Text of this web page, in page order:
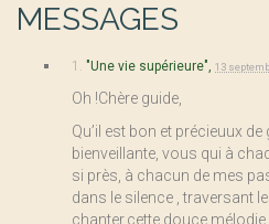
MESSAGES
1. "Une vie supérieure", 13
Oh !Chère guide,
Qu’il est bon et précieuux
bienveillante, vous qui à
si près, à chacun de mes
dans le silence , traversant
chanter,cette douce mélodie